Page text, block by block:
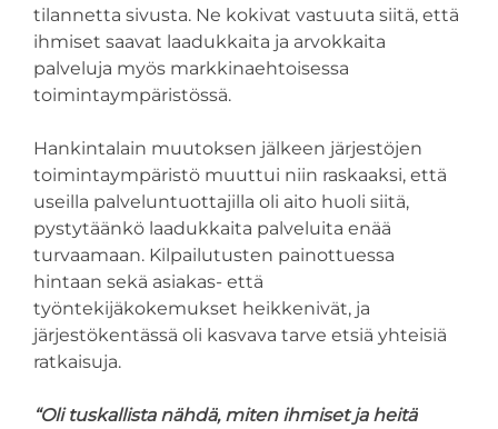
tilannetta sivusta. Ne kokivat vastuuta siitä, että
ihmiset saavat laadukkaita ja arvokkaita
palveluja myös markkinaehtoisessa
toimintaympäristössä.
Hankintalain muutoksen jälkeen järjestöjen
toimintaympäristö muuttui niin raskaaksi, että
useilla palveluntuottajilla oli aito huoli siitä,
pystytäänkö laadukkaita palveluita enää
turvaamaan. Kilpailutusten painottuessa
hintaan sekä asiakas- että
työntekijäkokemukset heikkenivät, ja
järjestökentässä oli kasvava tarve etsiä yhteisiä
ratkaisuja.
“Oli tuskallista nähdä, miten ihmiset ja heitä